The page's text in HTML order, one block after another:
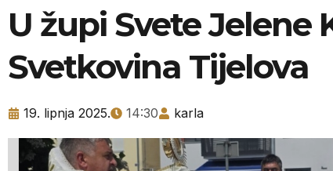
U župi Svete Jelene
Svetkovina Tijelova
19. lipnja 2025. 14:30 karla